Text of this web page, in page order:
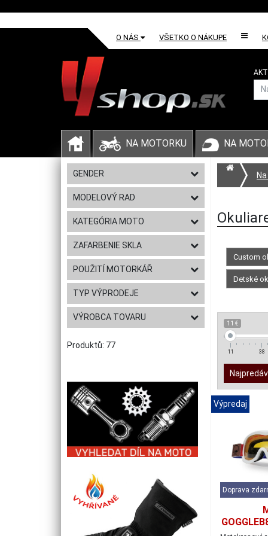
O NÁS VŠETKO O NÁKUPE
NA MOTORKU NA
GENDER
MODELOVÝ RAD
KATEGÓRIA MOTO
ZAFARBENIE SKLA
POUŽITÍ MOTORKÁŘ
TYP VÝPRODEJE
VÝROBCA TOVARU
Produktů: 77
Custom
Detské
11 €
11 38
Výpredaj
Doprava